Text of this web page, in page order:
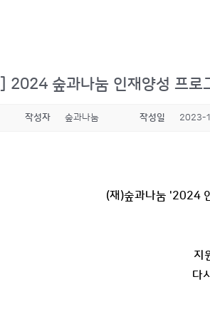
] 2024 숲과나눔 인재양성 프로
작성자 숲과나눔 작성일 2023-
(재)숲과나눔 '2024
지
다